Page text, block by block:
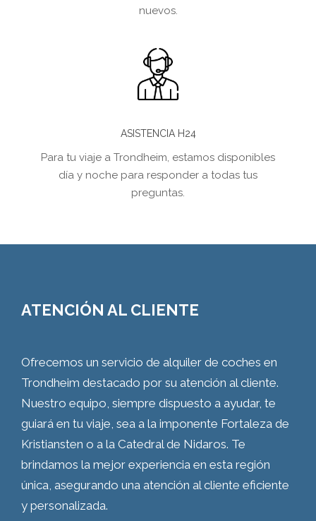
nuevos.
ASISTENCIA H24
Para tu viaje a Trondheim, estamos disponibles
día y noche para responder a todas tus
preguntas.
ATENCIÓN AL CLIENTE
Ofrecemos un servicio de alquiler de coches en
Trondheim destacado por su atención al cliente.
Nuestro equipo, siempre dispuesto a ayudar, te
guiará en tu viaje, sea a la imponente Fortaleza de
Kristiansten o a la Catedral de Nidaros. Te
brindamos la mejor experiencia en esta región
única, asegurando una atención al cliente eficiente
y personalizada.